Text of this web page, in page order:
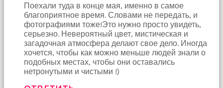
Поехали туда в конце мая, именно в самое
благоприятное время. Словами не передать, и
фотографиями тоже!Это нужно просто увидеть,
серьезно. Невероятный цвет, мистическая и
загадочная атмосфера делают свое дело. Иногда
хочется, чтобы как можно меньше людей знали о
подобных местах, чтобы они оставались
нетронутыми и чистыми !)